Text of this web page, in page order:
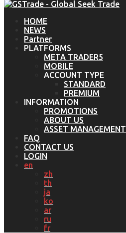
HOME
NEWS
Partner
PLATFORMS
META TRADER5
MOBILE
ACCOUNT TYPE
STANDARD
PREMIUM
INFORMATION
PROMOTIONS
ABOUT US
ASSET MANAGEMENT
FAQ
CONTACT US
LOGIN
en
zh
th
ja
ko
ar
ru
fr